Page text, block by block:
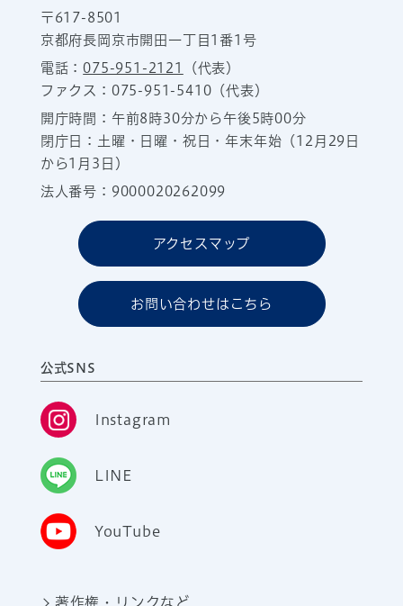
〒617-8501
京都府長岡京市開田一丁目1番1号
電話：075-951-2121
（代表）
ファクス：075-951-5410（代表）
開庁時間：午前8時30分から午後5時00分
閉庁日：土曜・日曜・祝日・年末年始（12月29日
から1月3日）
法人番号：9000020262099
アクセスマップ
お問い合わせはこちら
公式SNS
Instagram
LINE
YouTube
著作権・リンクなど